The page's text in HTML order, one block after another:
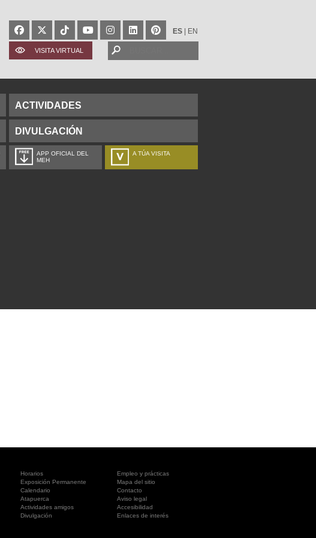
ES EN
VISITA VIRTUAL
ACTIVIDADES
DIVULGACIÓN
APP OFICIAL DEL
MEH
A TÚA VISITA
Horarios
Empleo y prácticas
Exposición Permanente
Mapa del sitio
Calendario
Contacto
Atapuerca
Aviso legal
Actividades amigos
Accesibilidad
Divulgación
Enlaces de interés